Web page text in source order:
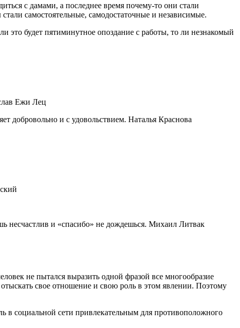
с дамами, а последнее время почему-то они стали
самостоятельные, самодостаточные и независимые.
это будет пятиминутное опоздание с работы, то ли незнакомый
Ежи Лец
добровольно и с удовольствием. Наталья Краснова
несчастлив и «спасибо» не дождешься. Михаил Литвак
не пытался выразить одной фразой все многообразие
свое отношение и свою роль в этом явлении. Поэтому
социальной сети привлекательным для противоположного